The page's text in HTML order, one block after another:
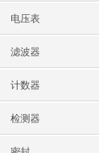
电压表
滤波器
计数器
检测器